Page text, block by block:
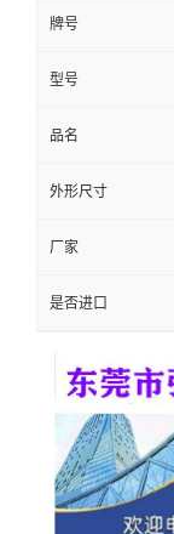
牌号
型号
品名
外形尺寸
厂家
是否进口